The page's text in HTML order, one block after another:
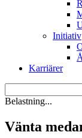
Initiativ
Karriärer
Belastning...
Vänta